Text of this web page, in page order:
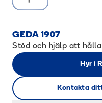
GEDA 1907
Stöd och hjälp att
Hyr i
Kontakta